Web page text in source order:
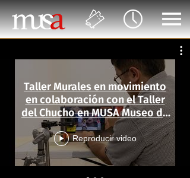
Taller Murales en movimiento
en colaboración con el Taller
del Chucho en MUSA Museo de
las Artes
Reproducir video